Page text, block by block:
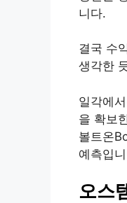
니다.
결국 수
생각한
일각에
을 확보
볼트온
예측입
오스